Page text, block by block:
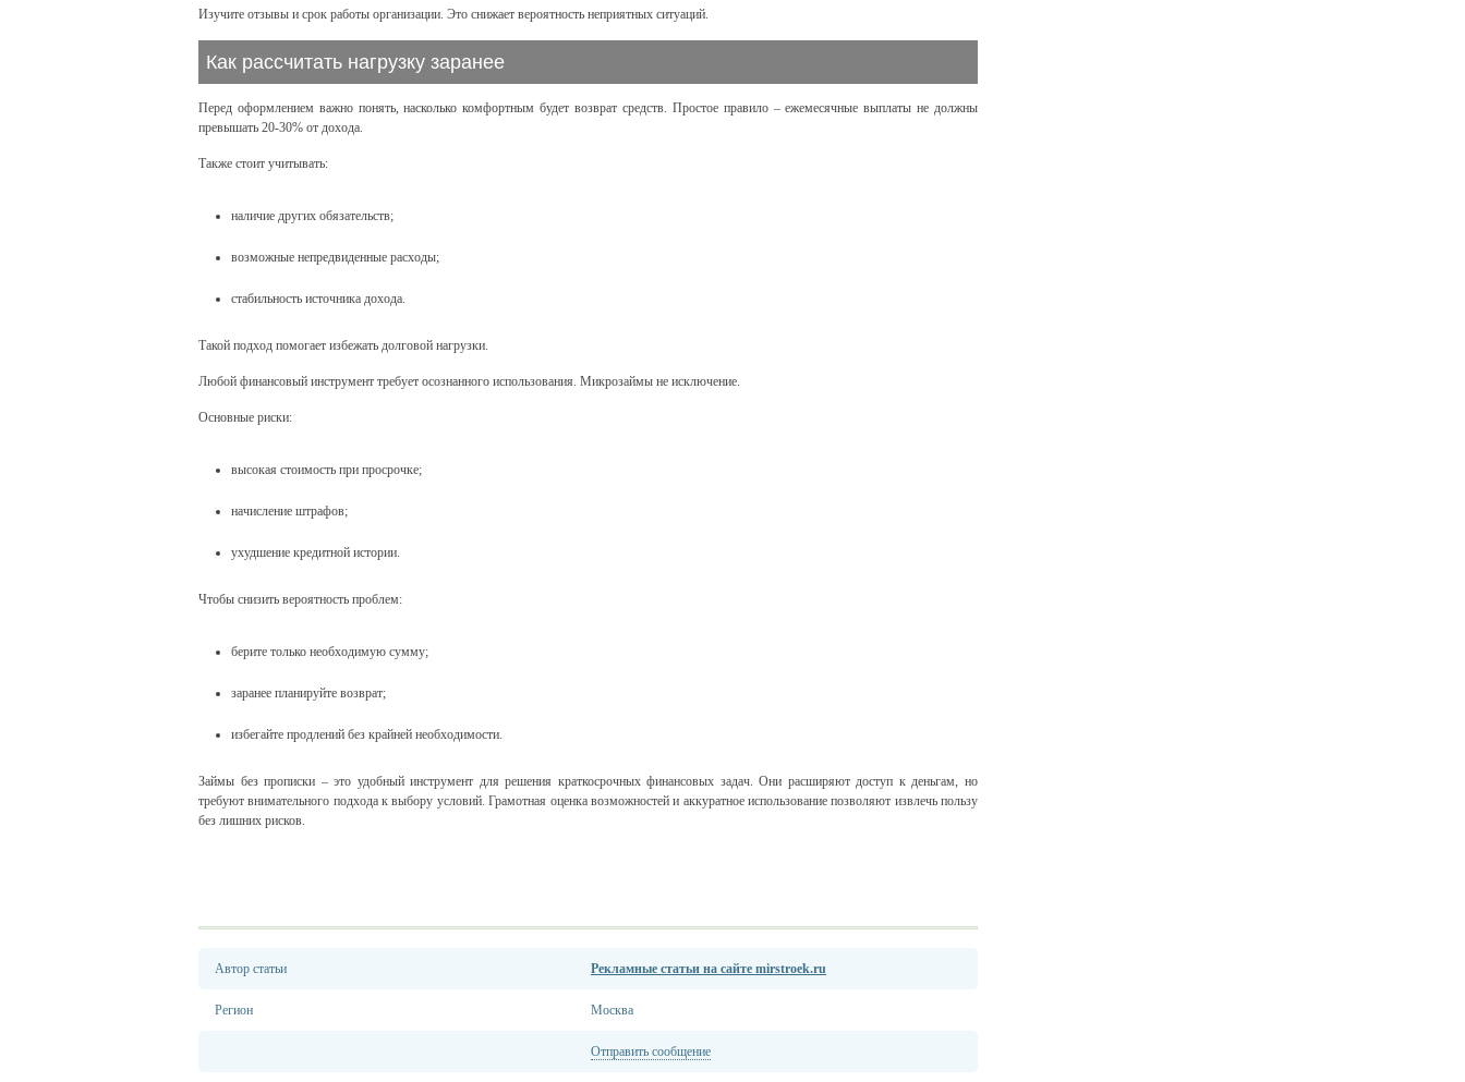
Изучите отзывы и срок работы организации. Это снижает вероятность неприятных ситуаций.
Как рассчитать нагрузку заранее
Перед оформлением важно понять, насколько комфортным будет возврат средств. Простое правило – ежемесячные выплаты не должны
превышать 20-30% от дохода.
Также стоит учитывать:
наличие других обязательств;
возможные непредвиденные расходы;
стабильность источника дохода.
Такой подход помогает избежать долговой нагрузки.
Любой финансовый инструмент требует осознанного использования. Микрозаймы не исключение.
Основные риски:
высокая стоимость при просрочке;
начисление штрафов;
ухудшение кредитной истории.
Чтобы снизить вероятность проблем:
берите только необходимую сумму;
заранее планируйте возврат;
избегайте продлений без крайней необходимости.
Займы без прописки – это удобный инструмент для решения краткосрочных финансовых задач. Они расширяют доступ к деньгам, но
требуют внимательного подхода к выбору условий. Грамотная оценка возможностей и аккуратное использование позволяют извлечь пользу
без лишних рисков.
Автор статьи Рекламные статьи на сайте mirstroek.ru
Регион Москва
Отправить сообщение